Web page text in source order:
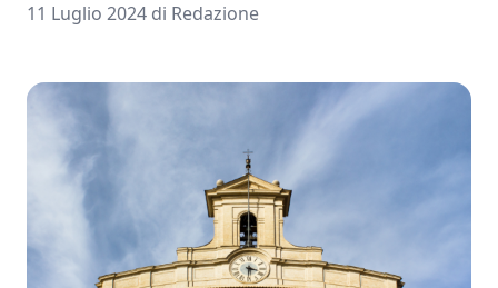
11 Luglio 2024 di Redazione